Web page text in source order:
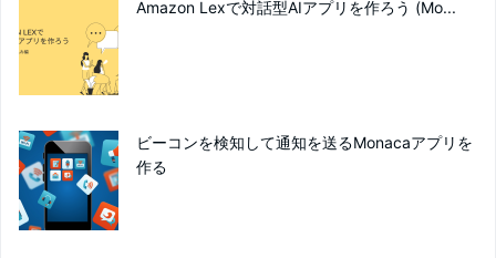
Amazon Lexで対話型AIアプリを作ろう (Mo...
ビーコンを検知して通知を送るMonacaアプリを
作る